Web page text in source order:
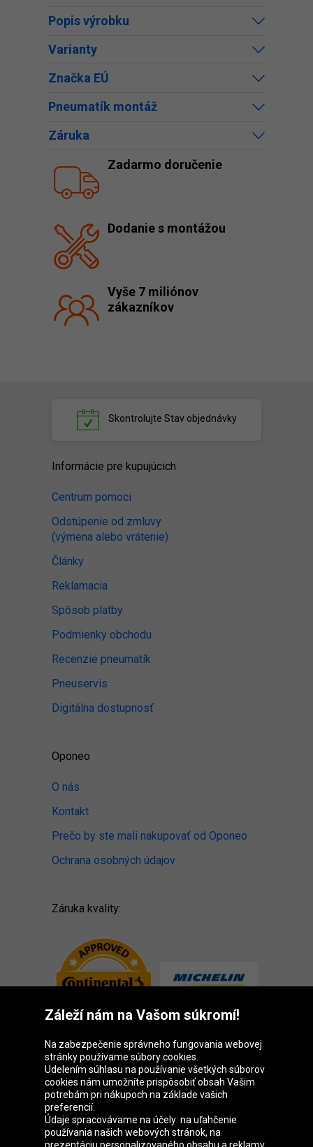
Popis výrobku
Varianty
Značka EÚ
Pneumatík montáž
Záruka
Zadarmo doručenie
Dodanie s montážou
Vyše 7 miliónov
zákazníkov
Skontrolujte Stav objednávky
Informácie pre kupujúcich
Centrum pomoci
Odstúpenie od zmluvy
(výmena alebo vrátenie)
Články
Reklamacia
Spôsob platby
Podmienky obchodu
Recenzie pneumatík
Pneuservis
Digitálna dostupnosť
Oponeo
O nás
Kontakt
Prečo by ste mali nakupovať od Oponeo
Ochrana osobných údajov
Záruka kvality:
Skupina Oponeo
Záleží nám na Vašom súkromí!
Na zabezpečenie správneho fungovania webovej
stránky používame súbory cookies.
Udelením súhlasu na používanie všetkých súborov
cookies nám umožníte prispôsobiť obsah Vašim
potrebám pri nákupoch na základe vašich
preferencií.
Údaje spracovávame na účely: na uľahčenie
používania našich webových stránok, na